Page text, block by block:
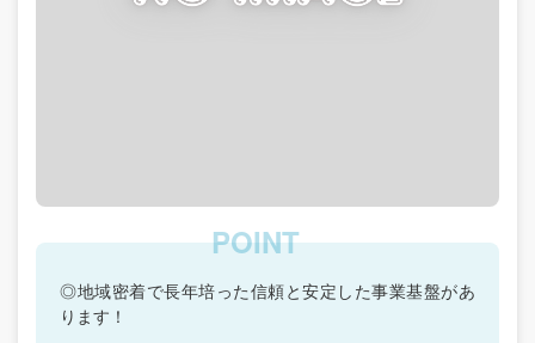
◎地域密着で長年培った信頼と安定した事業基盤があ
ります！